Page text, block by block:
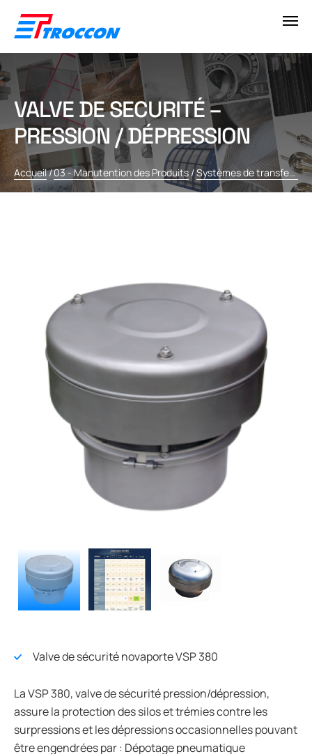
VALVE DE SECURITÉ –
PRESSION / DÉPRESSION
Accueil/03 - Manutention des Produits /Systèmes de transfert et de régulation pour vrac
Valve de sécurité novaporte VSP 380
La VSP 380, valve de sécurité pression/dépression,
assure la protection des silos et trémies contre les
surpressions et les dépressions occasionnelles pouvant
être engendrées par : Dépotage pneumatique